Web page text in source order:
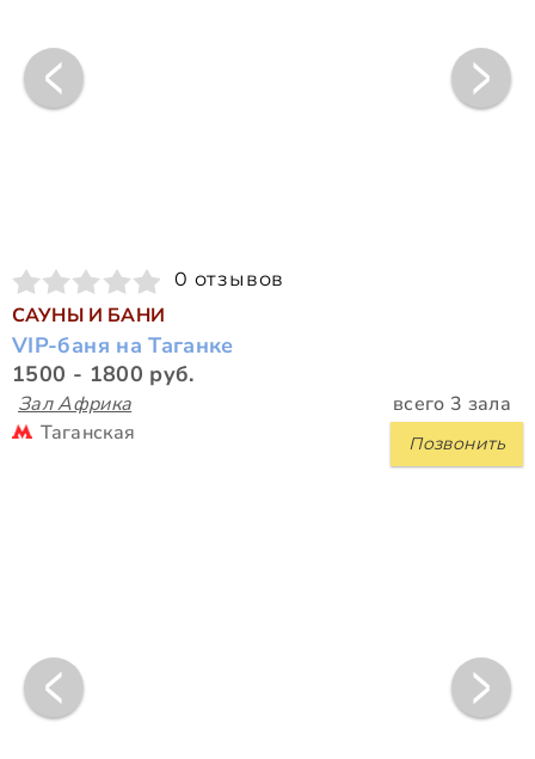
0 отзывов
САУНЫ И БАНИ
VIP-баня на Таганке
1500 - 1800 руб.
Зал Африка всего 3 зала
Позвонить
Таганская